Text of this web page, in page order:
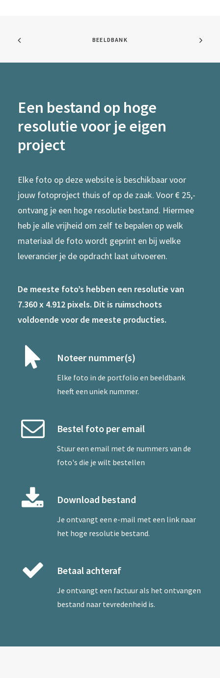
BEELDBANK
Een bestand op hoge
resolutie voor je eigen
project
Elke foto op deze website is beschikbaar voor
jouw fotoproject thuis of op de zaak. Voor € 25,-
ontvang je een hoge resolutie bestand. Hiermee
heb je alle vrijheid om zelf te bepalen op welk
materiaal de foto wordt geprint en bij welke
leverancier je de opdracht laat uitvoeren.
De meeste foto’s hebben een resolutie van
7.360 x 4.912 pixels. Dit is ruimschoots
voldoende voor de meeste producties.
Noteer nummer(s)
Elke foto in de portfolio en beeldbank
heeft een uniek nummer.
Bestel foto per email
Stuur een email met de nummers van de
foto's die je wilt bestellen
Download bestand
Je ontvangt een e-mail met een link naar
het hoge resolutie bestand.
Betaal achteraf
Je ontvangt een factuur als het ontvangen
bestand naar tevredenheid is.